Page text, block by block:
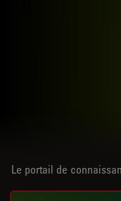
Le portail de